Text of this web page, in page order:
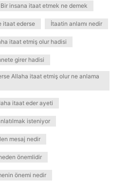
Bir insana itaat etmek ne demek
itaat ederse İtaatin anlamı nedir
itaat etmiş olur hadisi
girer hadisi
Allaha itaat etmiş olur ne anlama
itaat eder ayeti
isteniyor
mesaj nedir
önemlidir
önemi nedir